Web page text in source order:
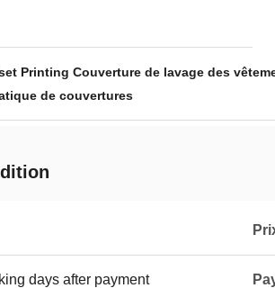
Printing Couverture de lavage des
de couvertures
days after payment